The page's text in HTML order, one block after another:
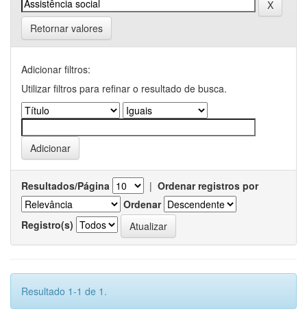
Retornar valores
Adicionar filtros:
Utilizar filtros para refinar o resultado de busca.
Resultados/Página | Ordenar registros por
Ordenar
Registro(s)
Resultado 1-1 de 1.